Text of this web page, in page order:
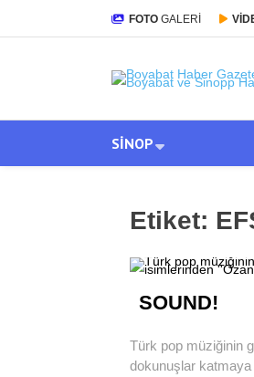
FOTO GALERİ
SINOP
Etiket:
SOUND!
Türk pop müziğinin
dokunuşlar katmaya